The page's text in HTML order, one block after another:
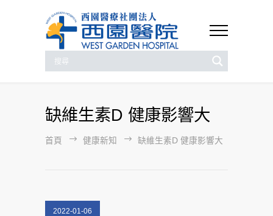
缺維生素D 健康影響大
首頁 健康新知 缺維生素D 健康影響大
2022-01-06